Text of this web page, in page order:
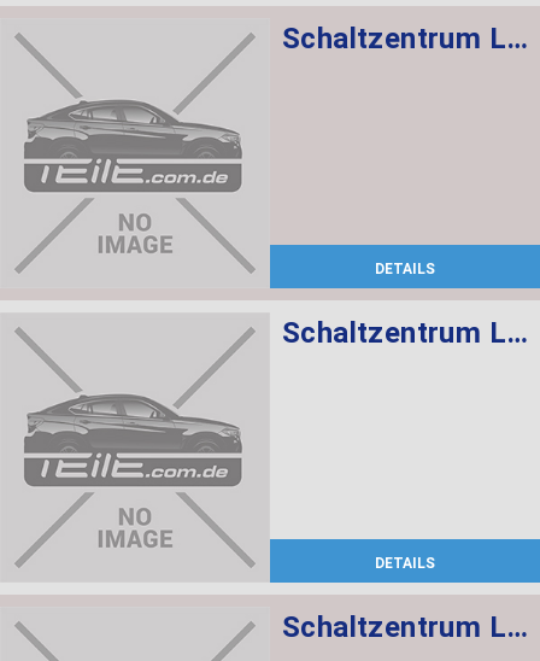
Schaltzentrum Lenksäule
DETAILS
Schaltzentrum Lenksäule
DETAILS
Schaltzentrum Lenksäule